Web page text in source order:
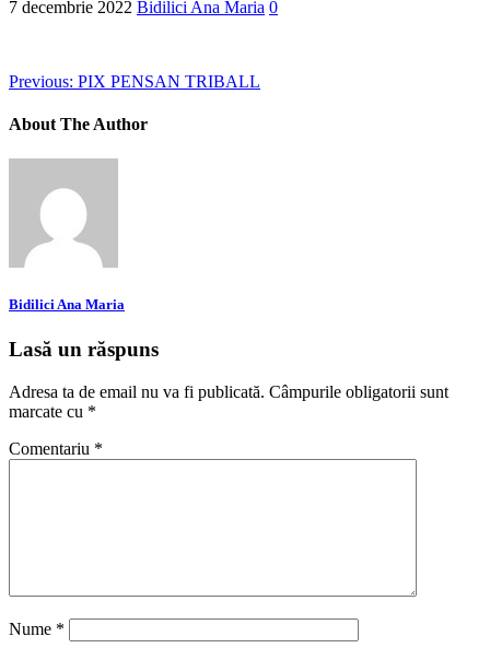
7 decembrie 2022 Bidilici Ana Maria 0
Previous: PIX PENSAN TRIBALL
About The Author
Bidilici Ana Maria
Lasă un răspuns
Adresa ta de email nu va fi publicată. Câmpurile obligatorii sunt
marcate cu *
Comentariu *
Nume *